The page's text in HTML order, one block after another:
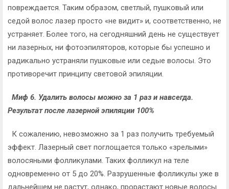
повреждается. Таким образом, светлый, пушковый или
седой волос лазер просто «не видит» и, соответственно, не
устраняет. Более того, на сегодняшний день не существует
ни лазерных, ни фотоэпиляторов, которые бы успешно и
радикально устраняли пушковые или седые волосы. Это
противоречит принципу световой эпиляции.
Миф 6. Удалить волосы можно за 1 раз и навсегда.
Результат после лазерной эпиляции 100%
К сожалению, невозможно за 1 раз получить требуемый
эффект. Лазерный свет поглощается только «зрелыми»
волосяными фолликулами. Таких фолликул на теле
одновременно от 5 до 20%. Разрушенные фолликулы уже в
дальнейшем не растут, однако, прорастают новые волосы.